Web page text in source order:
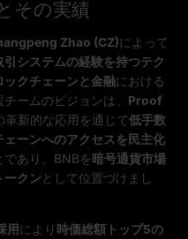
その実績
Zhao (CZ)によって
引システムの経験を持つテク
ックチェーンと金融における
ームのビジョンは、 Proof
革新的な応用を通じて低手数
ーンへのアクセスを民主化
であり、BNBを暗号通貨市場
ークンとして位置づけまし
用により 時価総額トップ5の